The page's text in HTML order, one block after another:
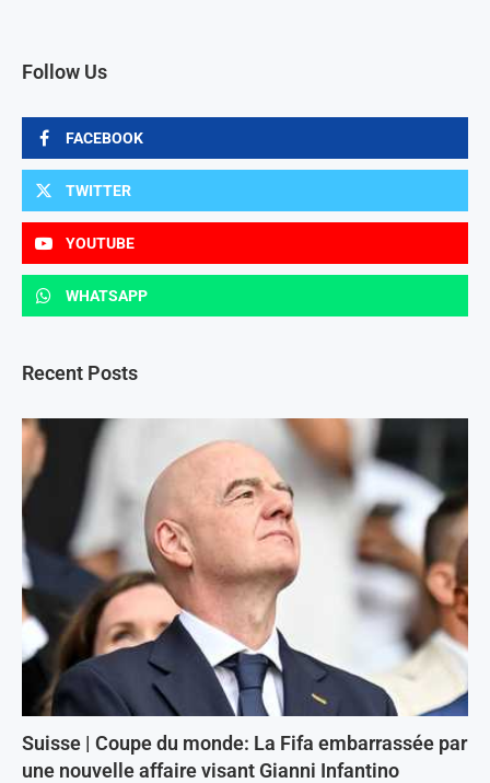
Follow Us
FACEBOOK
TWITTER
YOUTUBE
WHATSAPP
Recent Posts
Suisse | Coupe du monde: La Fifa embarrassée par
une nouvelle affaire visant Gianni Infantino